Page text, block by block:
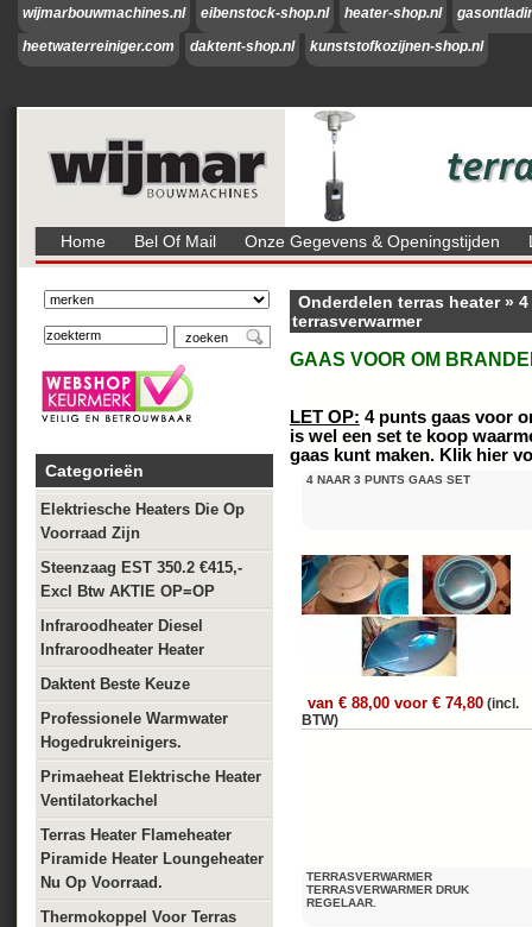
wijmarbouwmachines.nl eibenstock-shop.nl heater-shop.nl
heetwaterreiniger.com
daktent-shop.nl kunststofkozijnen-shop.nl
Home Bel Of Mail Onze Gegevens & Openingstijden
Categorieën
Elektriesche Heaters Die Op
Voorraad Zijn
Steenzaag EST 350.2 €415,-
Excl Btw AKTIE OP=OP
Infraroodheater Diesel
Infraroodheater Heater
Daktent Beste Keuze
Professionele Warmwater
Hogedrukreinigers.
Primaeheat Elektrische Heater
Ventilatorkachel
Terras Heater Flameheater
Piramide Heater Loungeheater
Nu Op Voorraad.
Thermokoppel Voor Terras
Onderdelen terras heater»
terrasverwarmer
GAAS VOOR OM
LET OP: 4 punts gaas voor
is wel een set te koop
gaas kunt maken. Klik hier
4 NAAR 3 PUNTS GAAS SET
van € 88,00 voor € 74,80 (incl.
BTW)
TERRASVERWARMER
TERRASVERWARMER DRUK
REGELAAR.